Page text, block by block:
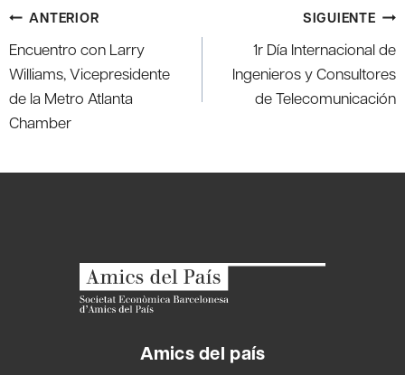
Navegación
de
entradas
ANTERIOR
Encuentro con Larry
Williams, Vicepresidente
de la Metro Atlanta
Chamber
SIGUIENTE
1r Día Internacional de
Ingenieros y Consultores
de Telecomunicación
Amics del país